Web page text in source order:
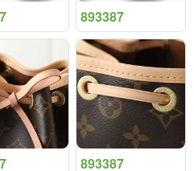
893387
893387